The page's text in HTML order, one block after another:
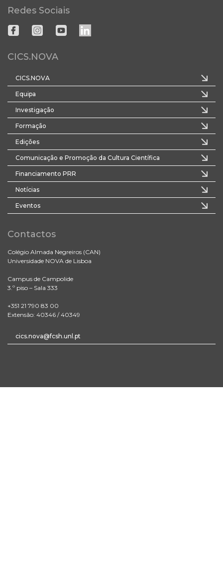
Redes Sociais
CICS.NOVA
CICS.NOVA
Equipa
Investigação
Formação
Edições
Comunicação e Promoção da Cultura Científica
Financiamento PRR
Notícias
Eventos
Contactos
Colégio Almada Negreiros (CAN)
Universidade NOVA de Lisboa
Campus de Campolide
3.º piso – Sala 333
+351 21 790 83 00
Extensão: 40346 / 40349
cics.nova@fcsh.unl.pt